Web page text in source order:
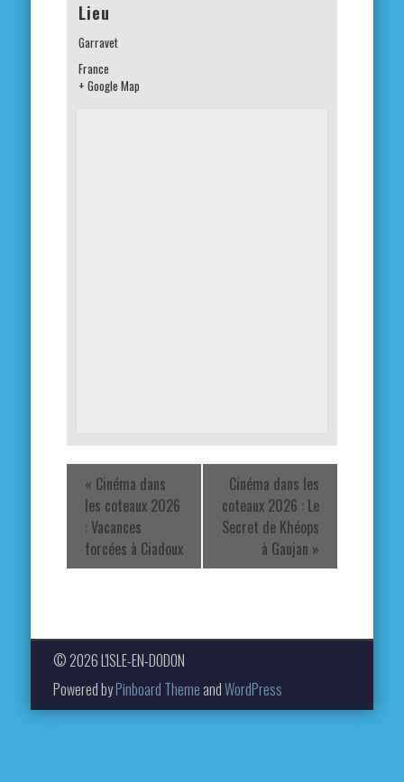
Lieu
Garravet
France
+ Google Map
« Cinéma dans
les coteaux 2026
: Vacances
forcées à Ciadoux
Cinéma dans les
coteaux 2026 : Le
Secret de Khéops
à Gaujan »
© 2026 L'ISLE-EN-DODON
Powered byPinboard Theme andWordPress